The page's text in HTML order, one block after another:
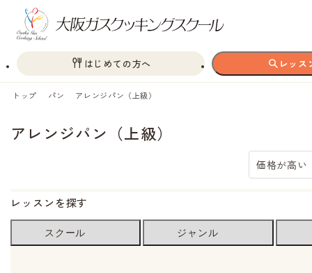
はじめての方へ レッス
トップ パン アレンジパン（上級）
アレンジパン（上級）
価格が高い
レッスンを探す
スクール ジャンル